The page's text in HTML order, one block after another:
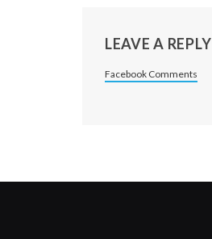
LEAVE A REPLY
Facebook Comments